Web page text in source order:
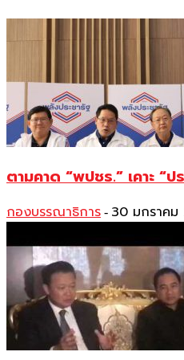
ตามคาด “พปชร.” เคาะ
กองบรรณาธิการ - 30 มกราคม